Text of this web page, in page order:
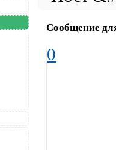
Сообщение
0